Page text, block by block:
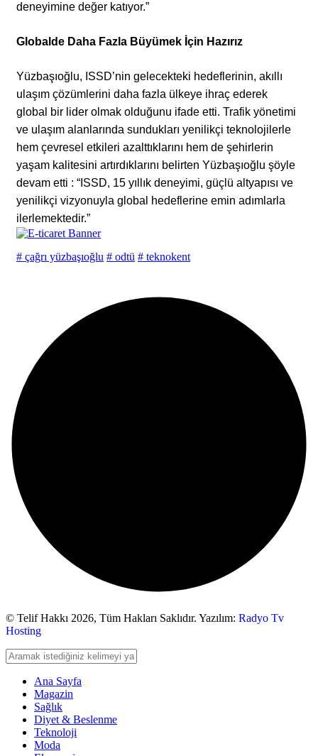
deneyimine değer katıyor.”
Globalde Daha Fazla Büyümek İçin Hazırız
Yüzbaşıoğlu, ISSD’nin gelecekteki hedeflerinin, akıllı
ulaşım çözümlerini daha fazla ülkeye ihraç ederek
global bir lider olmak olduğunu ifade etti. Trafik yönetimi
ve ulaşım alanlarında sundukları yenilikçi teknolojilerle
hem çevresel etkileri azalttıklarını hem de şehirlerin
yaşam kalitesini artırdıklarını belirten Yüzbaşıoğlu şöyle
devam etti : “ISSD, 15 yıllık deneyimi, güçlü altyapısı ve
yenilikçi vizyonuyla global hedeflerine emin adımlarla
ilerlemektedir.”
# çağrı yüzbaşıoğlu # odtü # teknokent
© Telif Hakkı 2026, Tüm Hakları Saklıdır. Yazılım: Radyo Tv
Hosting
Ana Sayfa
Magazin
Sağlık
Diyet & Beslenme
Teknoloji
Moda